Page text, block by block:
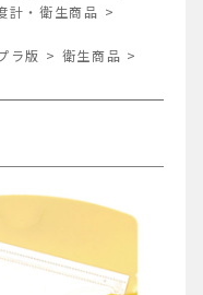
計・衛生商品 >
ラ版 > 衛生商品 >